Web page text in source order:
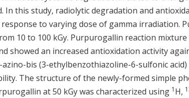
In this study, radiolytic degradation and
to varying dose of gamma irradiation.
10 to 100 kGy. Purpurogallin reaction
showed an increased antioxidation activity
bis (3-ethylbenzothiazoline-6-sulfonic acid)
The structure of the newly-formed simple
at 50 kGy was characterized using 1 H,